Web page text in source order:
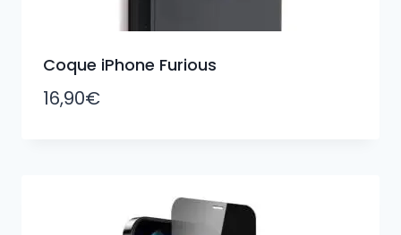
Coque iPhone Furious
16,90€